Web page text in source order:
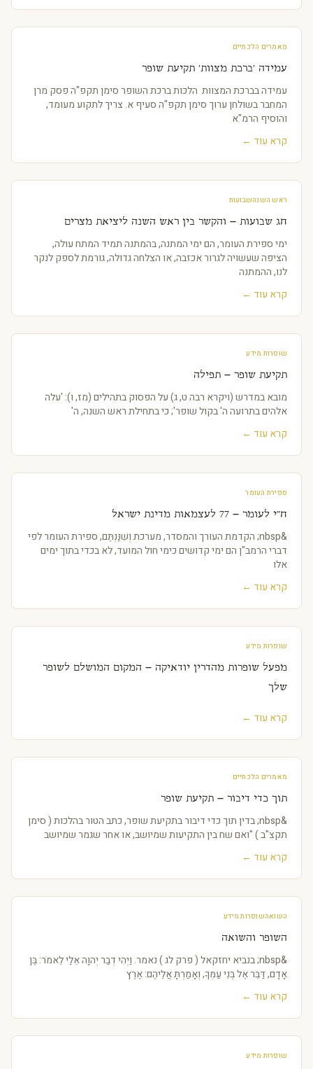
מאמרים הלכתיים
עמידה 'ברכת מצוות' תקיעת שופר
עמידה בברכת המצוות הלכות ברכת השופר סימן תקפ"ה פסק מרן
המחבר בשולחן ערוך סימן תקפ"ה סעיף א. צריך לתקוע מעומד,
והוסיף הרמ"א
קרא עוד ←
ראש השנהשבועות
חג שבועות – והקשר בין ראש השנה ליציאת מצרים
ימי ספירת העומר, הם ימי המתנה, בהמתנה תמיד המתח עולה,
הציפה שעשויה לגרור אכזבה, או הצלחה גדולה, גורמת לספק לנקר
לנו, ההמתנה
קרא עוד ←
שופרות מידע
תקיעת שופר – תפילה
מובא במדרש (ויקרא רבה ט, ג) על הפסוק בתהילים (מז, ו): 'עלה
אלהים בתרועה ה' בקול שופר'; כי בתחילת ראש השנה, ה'
קרא עוד ←
ספירת העומר
ח"י לעומר – 77 לעצמאות מדינת ישראל
&nbsp; הקדמת העורך והמסדר, מערכת וְשִׁנַּנְתֶּם, ספירת העומר לפי
דברי הרמב"ן הם ימי קדושים כימי חול המועד, לא בכדי בתוך ימים
אלו
קרא עוד ←
שופרות מידע
מפעל שופרות מהדרין יודאיקה – המקום המושלם לשופר
שלך
קרא עוד ←
מאמרים הלכתיים
תוך כדי דיבור – תקיעת שופר
&nbsp; בדין תוך כדי דיבור בתקיעת שופר, כתב הטור בהלכות ( סימן
תקצ"ב ) "ואם שח בין התקיעות שמיושב, או אחר שגמר שמיושב
קרא עוד ←
השואהשופרות מידע
השופר והשואה
&nbsp; בנביא יחזקאל ( פרק לג ) נאמר. וַיְהִי דְבַר יְהוָה אֵלַי לֵאמֹר: בֶּן
אָדָם, דַּבֵּר אֶל בְּנֵי עַמְּךָ, וְאָמַרְתָּ אֲלֵיהֶם: אֶרֶץ
קרא עוד ←
שופרות מידע